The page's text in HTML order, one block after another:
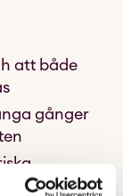
att både
gånger
inom